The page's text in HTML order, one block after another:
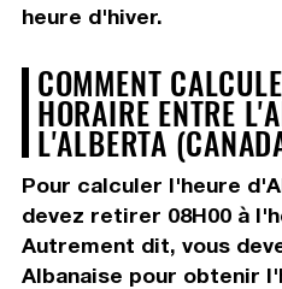
heure d'hiver.
COMMENT
HORAIRE ENTRE
L'ALBERTA
Pour calculer l'heure
devez retirer 08H00à
Autrement dit, vous
Albanaise pour obtenir